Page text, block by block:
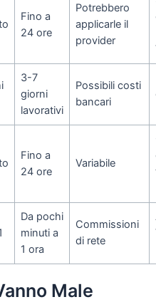
Fino a
24 ore
Potrebbero
applicarle il
provider
3-7
giorni
lavorativi
Possibili costi
bancari
Fino a
24 ore
Variabile
Da pochi
minuti a
1 ora
Commissioni
di rete
Male